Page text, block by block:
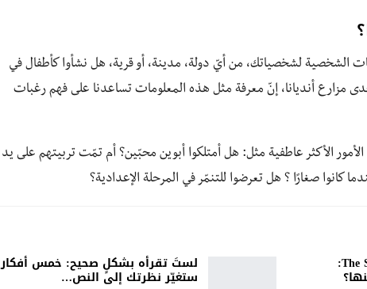
الشخصية لشخصياتك، من أيّ دولة، مدينة، أو قرية، هل نشأوا كأطفال في
مزارع أنديانا، إنّ معرفة مثل هذه المعلومات تساعدنا على فهم رغبات
الأمور الأكثر عاطفية مثل: هل أمتلكوا أبوين محبّين؟ أم تمّت تربيتهم على يد
كانوا صغارًا ؟ هل تعرضوا للتنمّر في المرحلة الإعدادية؟
العميل السري The Secret Agent: لستَ تقرأه بشكلٍ صحيح: خمس أفكار
ستغيّر نظرتك إلى النص…